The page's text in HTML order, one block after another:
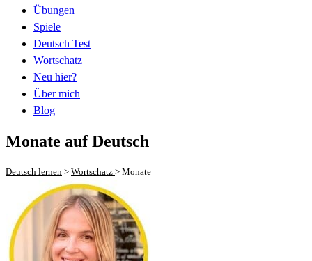
Übungen
Spiele
Deutsch Test
Wortschatz
Neu hier?
Über mich
Blog
Monate auf Deutsch
Deutsch lernen > Wortschatz > Monate